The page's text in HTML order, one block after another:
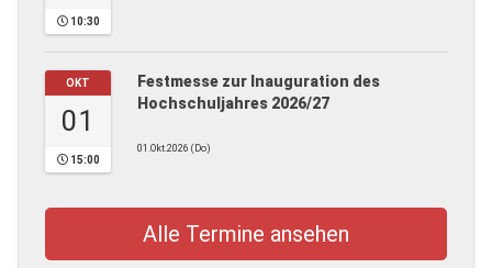
10:30
OKT
01
15:00
Festmesse zur Inauguration des
Hochschuljahres 2026/27
01.Okt.2026 (Do)
Alle Termine ansehen